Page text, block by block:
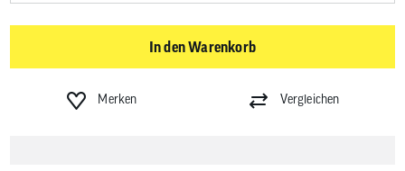
In den Warenkorb
Merken Vergleichen